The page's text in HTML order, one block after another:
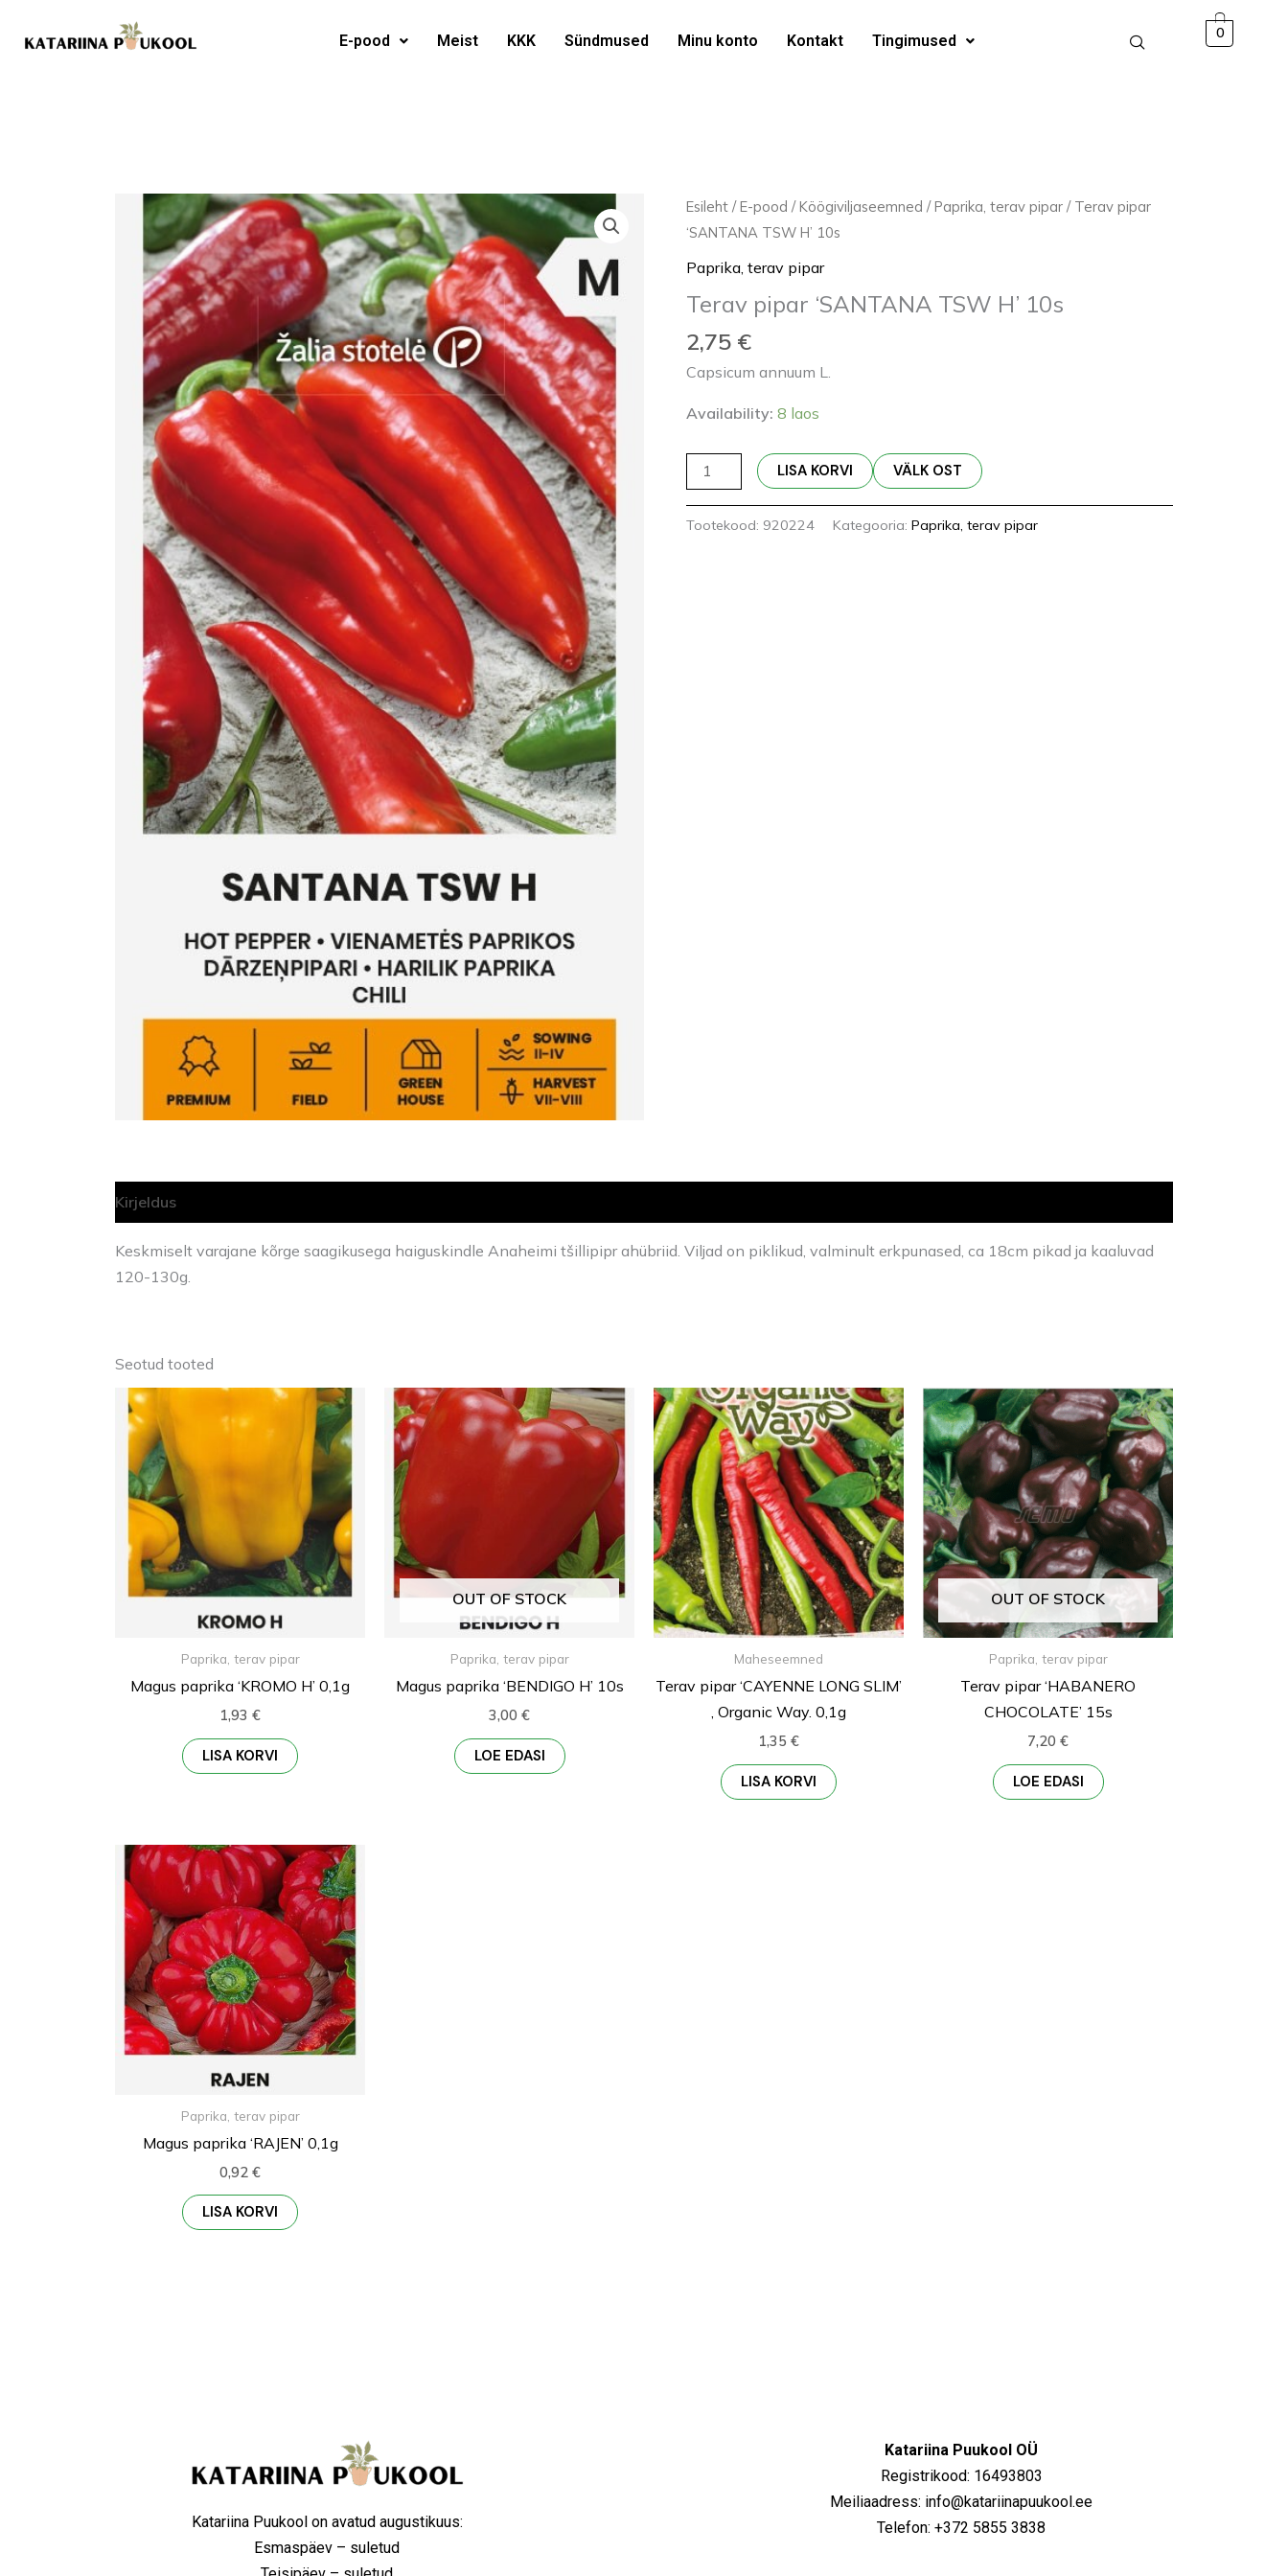
E-pood Meist KKK Sündmused Minu konto Kontakt Tingimused 0
Esileht /E-pood /Köögiviljaseemned /Paprika, terav pipar / Terav pipar
‘SANTANA TSW H’ 10s
Paprika, terav pipar
Terav pipar ‘SANTANA TSW H’ 10s
2,75 €
Capsicum annuum L.
Availability: 8 laos
Terav
pipar
'SANTANA
H'
10s
LISA KORVI VÄLK OST
Tootekood: 920224 Kategooria:Paprika, terav pipar
Kirjeldus
Keskmiselt varajane kõrge saagikusega haiguskindle Anaheimi tšillipipr ahübriid. Viljad on piklikud, valminult erkpunased, ca 18cm pikad ja kaaluvad
120-130g.
Seotud tooted
Paprika, terav pipar
Magus paprika ‘KROMO H’ 0,1g
1,93 €
LISA KORVI
OUT OF STOCK
Paprika, terav pipar
Magus paprika ‘BENDIGO H’ 10s
3,00 €
LOE EDASI
Maheseemned
Terav pipar ‘CAYENNE LONG SLIM’
, Organic Way. 0,1g
1,35 €
LISA KORVI
OUT OF STOCK
Paprika, terav pipar
Terav pipar ‘HABANERO
CHOCOLATE’ 15s
7,20 €
LOE EDASI
Paprika, terav pipar
Magus paprika ‘RAJEN’ 0,1g
0,92 €
LISA KORVI
Katariina Puukool on avatud augustikuus:
Esmaspäev – suletud
Katariina Puukool OÜ
Registrikood: 16493803
Meiliaadress: info@katariinapuukool.ee
Telefon: +372 5855 3838
H'